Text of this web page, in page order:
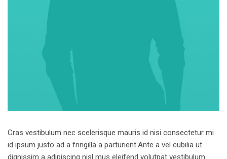
Cras vestibulum nec scelerisque mauris id nisi consectetur mi
id ipsum justo ad a fringilla a parturient.Ante a vel cubilia ut